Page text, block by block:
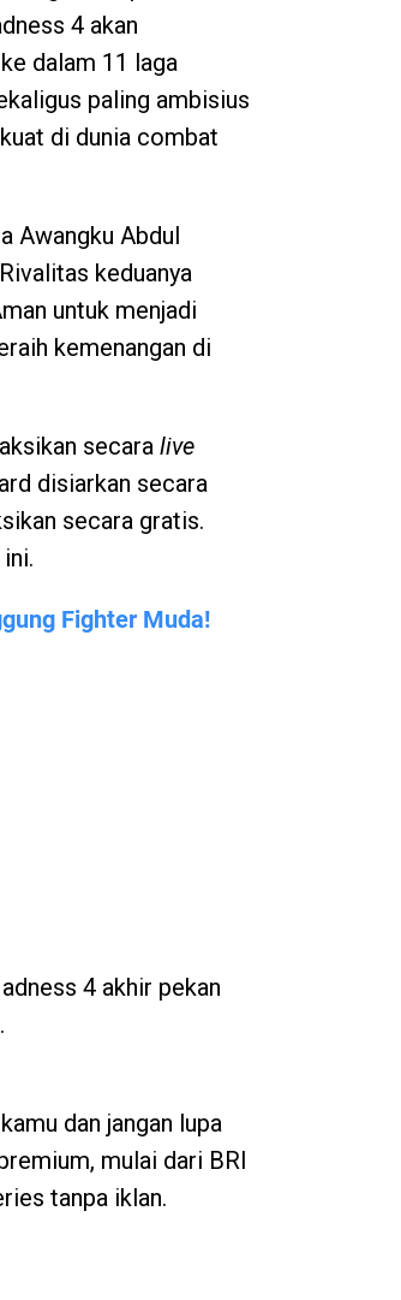
4 akan
dalam 11 laga
paling ambisius
di dunia combat
Awangku Abdul
keduanya
untuk menjadi
kemenangan di
secara live
disiarkan secara
secara gratis.
Fighter Muda!
4 akhir pekan
dan jangan lupa
mulai dari BRI
tanpa iklan.